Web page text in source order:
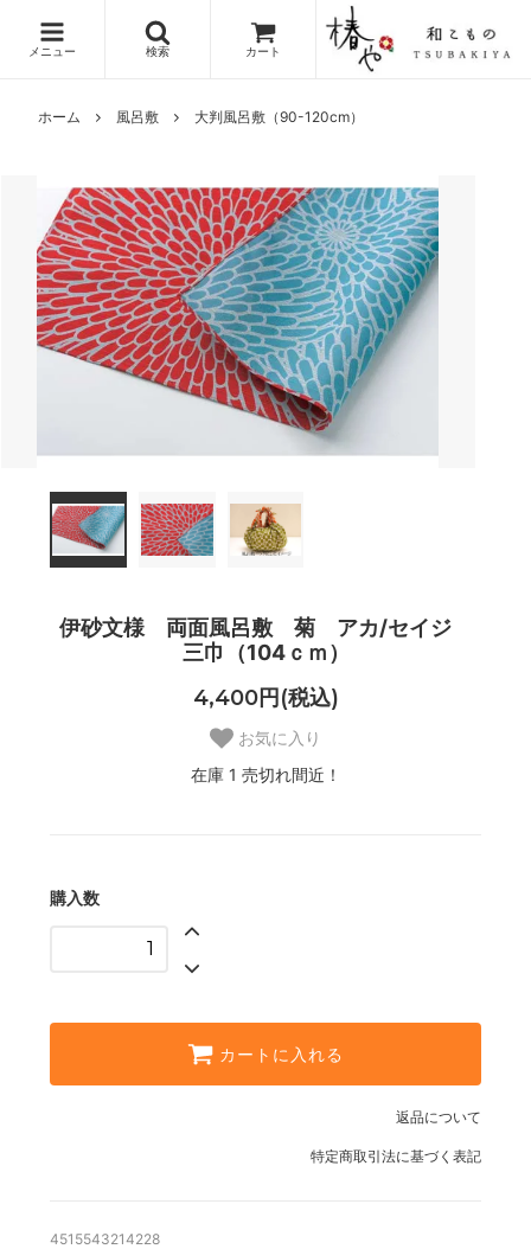
メニュー 検索 カート
ホーム 風呂敷 大判風呂敷（90-120cm）
伊砂文様 両面風呂敷 菊 アカ/セイジ
三巾（104ｃｍ）
4,400円(税込)
お気に入り
在庫 1 売切れ間近！
購入数
カートに入れる
返品について
特定商取引法に基づく表記
4515543214228